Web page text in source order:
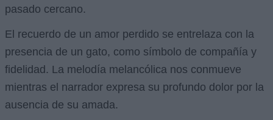
pasado cercano.
El recuerdo de un amor perdido se entrelaza con la
presencia de un gato, como símbolo de compañía y
fidelidad. La melodía melancólica nos conmueve
mientras el narrador expresa su profundo dolor por la
ausencia de su amada.